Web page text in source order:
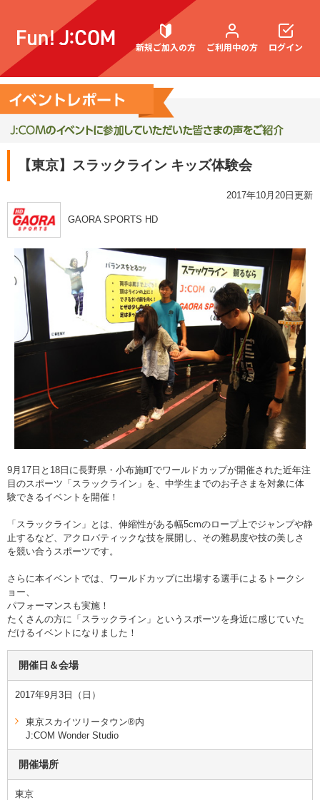
新規ご加入の方 ご利用中の方
契約内容確認・変更
お困りごと解決・よくあるご質問
ログイン
【東京】スラックライン キッズ体験会
2017年10月20日更新
GAORA SPORTS HD
9月17日と18日に長野県・小布施町でワールドカップが開催された近年注
目のスポーツ「スラックライン」を、中学生までのお子さまを対象に体
験できるイベントを開催！
「スラックライン」とは、伸縮性がある幅5cmのロープ上でジャンプや静
止するなど、アクロバティックな技を展開し、その難易度や技の美しさ
を競い合うスポーツです。
さらに本イベントでは、ワールドカップに出場する選手によるトークシ
ョー、
パフォーマンスも実施！
たくさんの方に「スラックライン」というスポーツを身近に感じていた
だけるイベントになりました！
開催日＆会場
2017年9月3日（日）
東京スカイツリータウン®内
J:COM Wonder Studio
開催場所
東京